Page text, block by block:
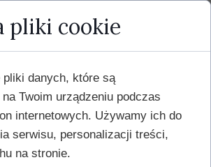
– sierpień 2026
Pączek i Mariusza Woszczek
...
pliki cookie
pliki danych, które są
Twoim urządzeniu podczas
internetowych. Używamy ich do
serwisu, personalizacji treści,
na stronie.